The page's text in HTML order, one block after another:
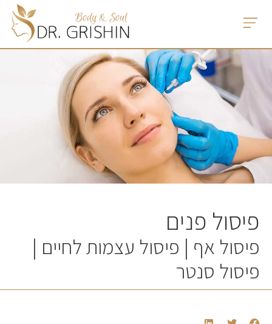
פיסול פנים
פיסול אף | פיסול עצמות לחיים |
פיסול סנטר